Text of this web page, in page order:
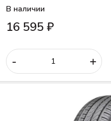
В наличии
16 595 ₽
- +